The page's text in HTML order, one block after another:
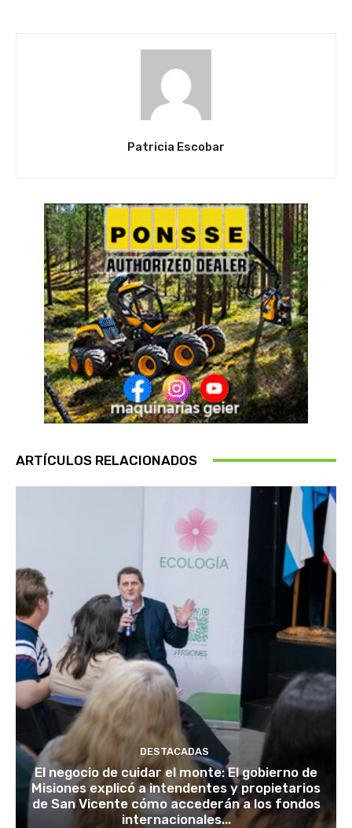
Patricia Escobar
ARTÍCULOS RELACIONADOS
DESTACADAS
El negocio de cuidar el monte: El gobierno de
Misiones explicó a intendentes y propietarios
de San Vicente cómo accederán a los fondos
internacionales...